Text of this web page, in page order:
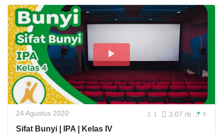
24 Agustus 2020 1 3,07 rb 5
Sifat Bunyi | IPA | Kelas IV